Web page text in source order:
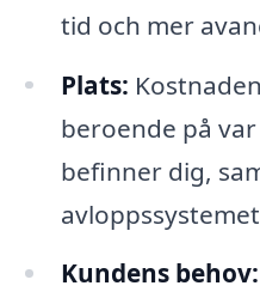
tid och mer
Plats:
beroende på
befinner dig,
Kundens behov: